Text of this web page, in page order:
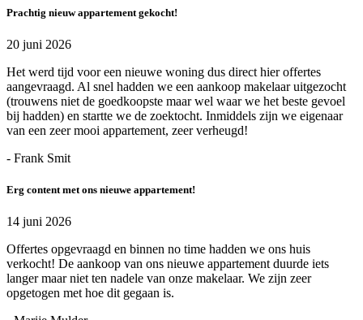
Prachtig nieuw appartement gekocht!
20 juni 2026
Het werd tijd voor een nieuwe woning dus direct hier offertes
aangevraagd. Al snel hadden we een aankoop makelaar uitgezocht
(trouwens niet de goedkoopste maar wel waar we het beste gevoel
bij hadden) en startte we de zoektocht. Inmiddels zijn we eigenaar
van een zeer mooi appartement, zeer verheugd!
- Frank Smit
Erg content met ons nieuwe appartement!
14 juni 2026
Offertes opgevraagd en binnen no time hadden we ons huis
verkocht! De aankoop van ons nieuwe appartement duurde iets
langer maar niet ten nadele van onze makelaar. We zijn zeer
opgetogen met hoe dit gegaan is.